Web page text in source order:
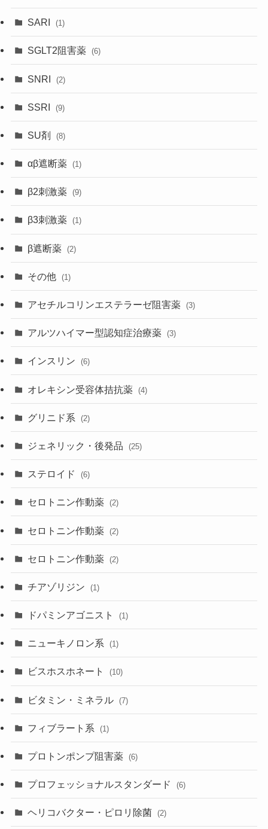
SARI (1)
SGLT2阻害薬 (6)
SNRI (2)
SSRI (9)
SU剤 (8)
αβ遮断薬 (1)
β2刺激薬 (9)
β3刺激薬 (1)
β遮断薬 (2)
その他 (1)
アセチルコリンエステラーゼ阻害薬 (3)
アルツハイマー型認知症治療薬 (3)
インスリン (6)
オレキシン受容体拮抗薬 (4)
グリニド系 (2)
ジェネリック・後発品 (25)
ステロイド (6)
セロトニン作動薬 (2)
セロトニン作動薬 (2)
セロトニン作動薬 (2)
チアゾリジン (1)
ドパミンアゴニスト (1)
ニューキノロン系 (1)
ビスホスホネート (10)
ビタミン・ミネラル (7)
フィブラート系 (1)
プロトンポンプ阻害薬 (6)
プロフェッショナルスタンダード (6)
ヘリコバクター・ピロリ除菌 (2)